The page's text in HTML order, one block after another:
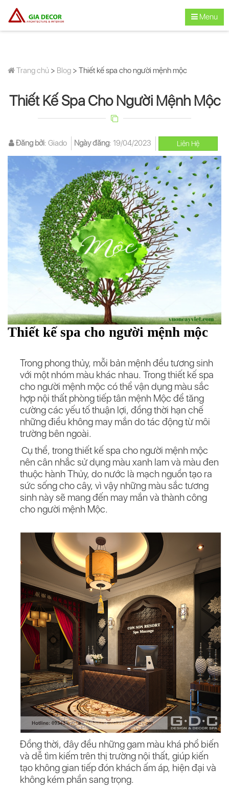
Menu
Trang chủ > Blog > Thiết kế spa cho người mệnh mộc
Thiết Kế Spa Cho Người Mệnh Mộc
Đăng bởi: Giado Ngày đăng: 19/04/2023 Liên Hệ
Thiết kế spa cho người mệnh mộc
Trong phong thủy, mỗi bản mệnh đều tương sinh
với một nhóm màu khác nhau. Trong thiết kế spa
cho người mệnh mộc có thể vận dụng màu sắc
hợp nội thất phòng tiếp tân mệnh Mộc để tăng
cường các yếu tố thuận lợi, đồng thời hạn chế
những điều không may mắn do tác động từ môi
trường bên ngoài.
Cụ thể, trong thiết kế spa cho người mệnh mộc
nên cân nhắc sử dụng màu xanh lam và màu đen
thuộc hành Thủy, do nước là mạch nguồn tạo ra
sức sống cho cây, vì vậy những màu sắc tương
sinh này sẽ mang đến may mắn và thành công
cho người mệnh Mộc.
Đồng thời, đây đều những gam màu khá phổ biến
và dễ tìm kiếm trên thị trường nội thất, giúp kiến
tạo không gian tiếp đón khách ấm áp, hiện đại và
không kém phần sang trọng.